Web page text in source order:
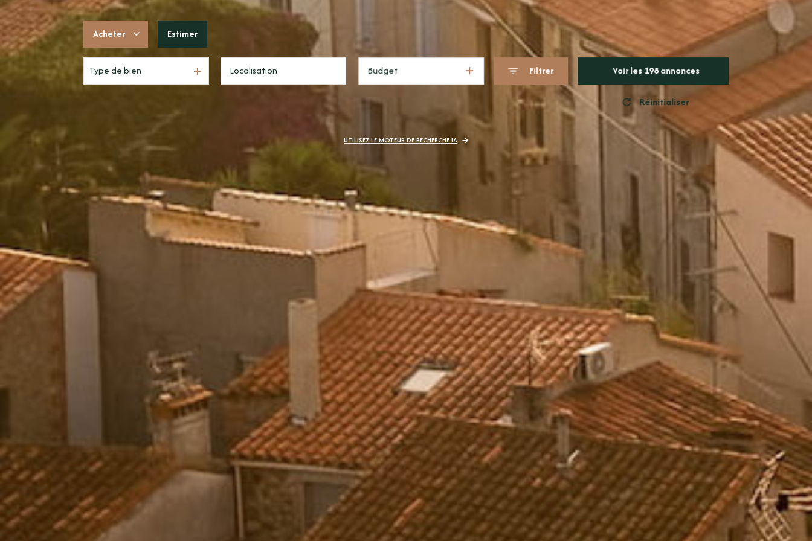
Acheter
De l'ancien
Estimer
Type de bien Budget Filtrer Voir les 198annonces
Réinitialiser
UTILISEZ LE MOTEUR DE RECHERCHE IA